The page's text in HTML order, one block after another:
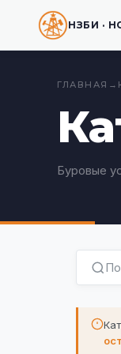
НЗБИ ·
ГЛАВНАЯ →
Буровые